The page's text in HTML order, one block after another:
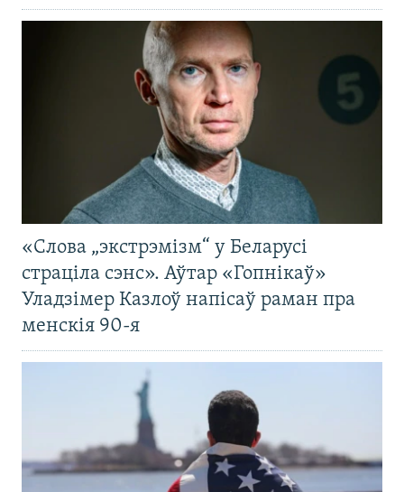
«Слова „экстрэмізм“ у Беларусі
страціла сэнс». Аўтар «Гопнікаў»
Уладзімер Казлоў напісаў раман пра
менскія 90-я